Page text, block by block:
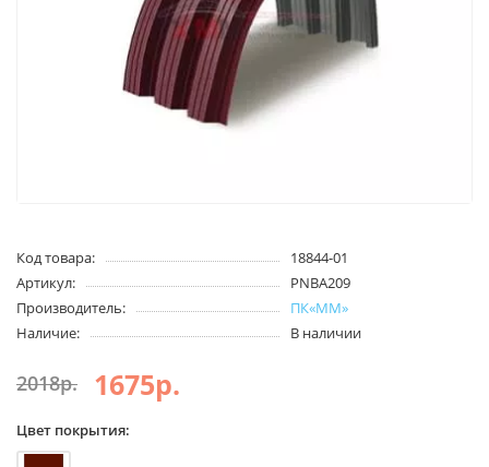
Код товара:
18844-01
Артикул:
PNBA209
Производитель:
ПК«ММ»
Наличие:
В наличии
2018р. 1675р.
Цвет покрытия: